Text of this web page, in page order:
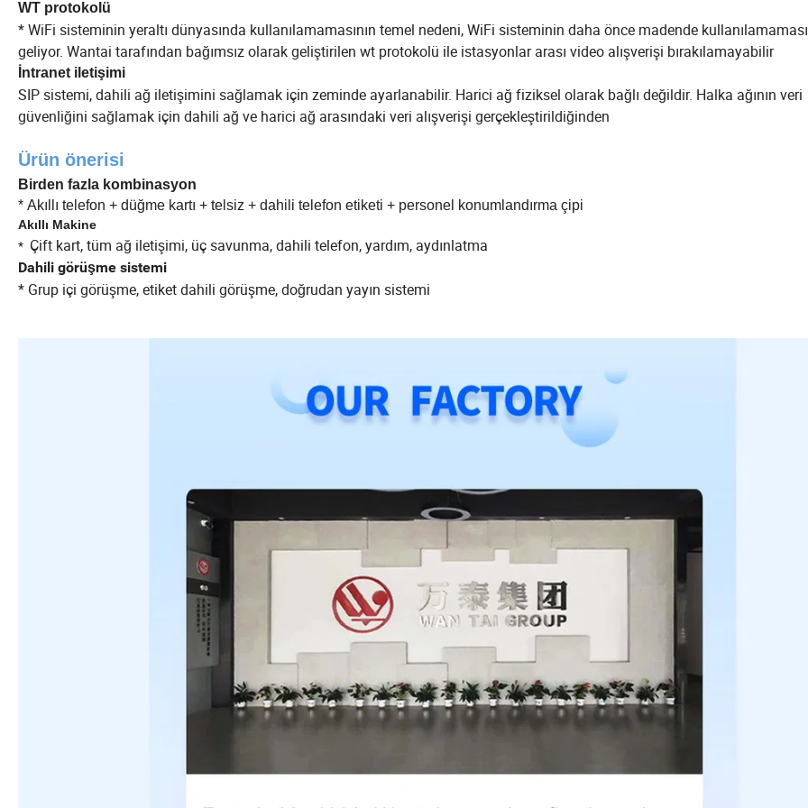
WT protokolü
* WiFi sisteminin yeraltı dünyasında kullanılamamasının temel nedeni, WiFi sisteminin daha önce madende
geliyor. Wantai tarafından bağımsız olarak geliştirilen wt protokolü ile istasyonlar arası video alışverişi bırakılamayabilir
İntranet iletişimi
SIP sistemi, dahili ağ iletişimini sağlamak için zeminde ayarlanabilir. Harici ağ fiziksel olarak bağlı değildir. Halka ağının veri
güvenliğini sağlamak için dahili ağ ve harici ağ arasındaki veri alışverişi gerçekleştirildiğinden
Ürün önerisi
Birden fazla kombinasyon
* Akıllı telefon + düğme kartı + telsiz + dahili telefon etiketi + personel konumlandırma çipi
Akıllı Makine
* Çift kart, tüm ağ iletişimi, üç savunma, dahili telefon, yardım, aydınlatma
Dahili görüşme sistemi
* Grup içi görüşme, etiket dahili görüşme, doğrudan yayın sistemi